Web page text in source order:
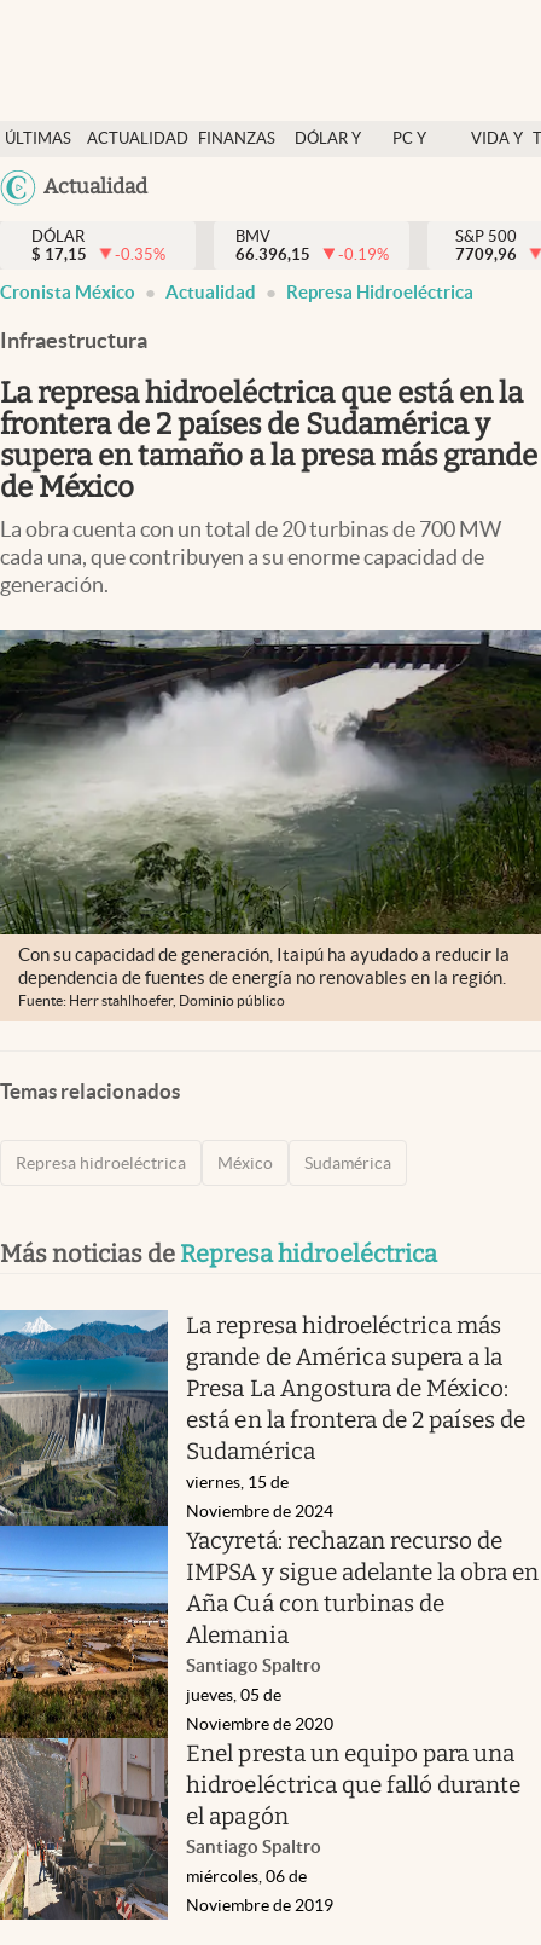
ÚLTIMAS
NOTICIAS
ACTUALIDAD
FINANZAS
DÓLAR Y
PC Y
VIDA Y
México
USA
Actualidad
Actualidad
Finanzas y economía
Dólar y mercados
Pc y celular
Vida y estilo
Clima
Espiritualidad
Mediakit
abre en nueva pestaña
México
DÓLAR
$ 17,15 -0.35%
BMV
66.396,15
-0.19%
S&P 500
7709,96
Cronista México Actualidad Represa Hidroeléctrica
Infraestructura
La represa hidroeléctrica que está en la
frontera de 2 países de Sudamérica y
supera en tamaño a la presa más grande
de México
La obra cuenta con un total de 20 turbinas de 700 MW
cada una, que contribuyen a su enorme capacidad de
generación.
Con su capacidad de generación, Itaipú ha ayudado a reducir la
dependencia de fuentes de energía no renovables en la región.
Fuente: Herr stahlhoefer, Dominio público
Temas relacionados
Represa hidroeléctrica México Sudamérica
Más noticias de Represa hidroeléctrica
La represa hidroeléctrica más
grande de América supera a la
Presa La Angostura de México:
está en la frontera de 2 países de
Sudamérica
viernes, 15 de
Noviembre de 2024
Yacyretá: rechazan recurso de
IMPSA y sigue adelante la obra en
Aña Cuá con turbinas de
Alemania
Santiago Spaltro
jueves, 05 de
Noviembre de 2020
Enel presta un equipo para una
hidroeléctrica que falló durante
el apagón
Santiago Spaltro
miércoles, 06 de
Noviembre de 2019